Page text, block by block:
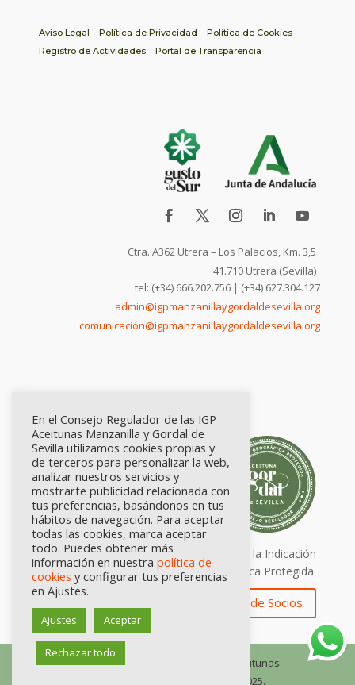
Aviso Legal Política de Privacidad
Política de Cookies
Registro de Actividades
Portal de Transparencia
Ctra. A362 Utrera – Los Palacios, Km. 3,5
41.710 Utrera (Sevilla)
tel: (+34) 666.202.756 | (+34) 627.304.127
admin@igpmanzanillaygordaldesevilla.org
comunicación@igpmanzanillaygordaldesevilla.org
Calidad certificada por Origen. Sellos de la Indicación
Geográfica Protegida.
Zona de Socios
© Consejo Regulador de las IGP Aceitunas
Manzanilla y Gordal de Sevilla, 2025.
En el Consejo Regulador de las IGP
Aceitunas Manzanilla y Gordal de
Sevilla utilizamos cookies propias y
de terceros para personalizar la web,
analizar nuestros servicios y
mostrarte publicidad relacionada con
tus preferencias, basándonos en tus
hábitos de navegación. Para aceptar
todas las cookies, marca aceptar
todo. Puedes obtener más
información en nuestra política de
cookies y configurar tus preferencias
en Ajustes.
Ajustes Aceptar
Rechazar todo